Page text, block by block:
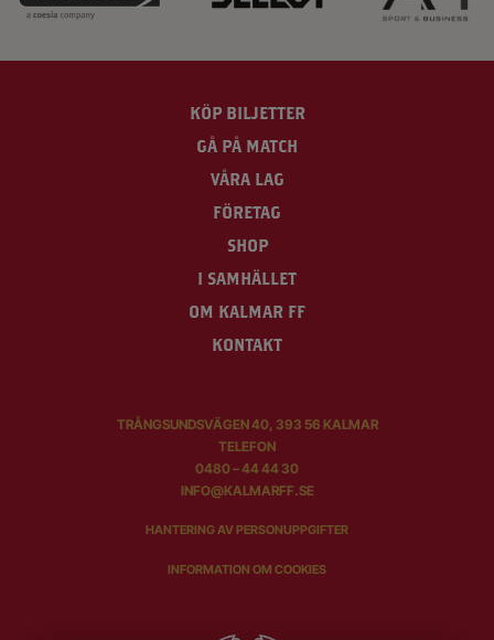
KÖP BILJETTER
GÅ PÅ MATCH
VÅRA LAG
FÖRETAG
SHOP
I SAMHÄLLET
OM KALMAR FF
KONTAKT
TRÅNGSUNDSVÄGEN 40, 393 56 KALMAR
TELEFON
0480 – 44 44 30
INFO@KALMARFF.SE
HANTERING AV PERSONUPPGIFTER
INFORMATION OM COOKIES